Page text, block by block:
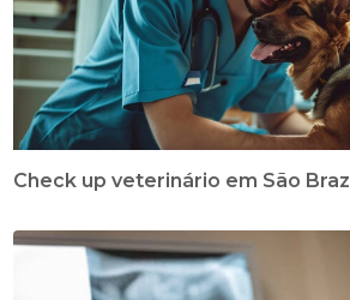
Check up veterinário em São Braz